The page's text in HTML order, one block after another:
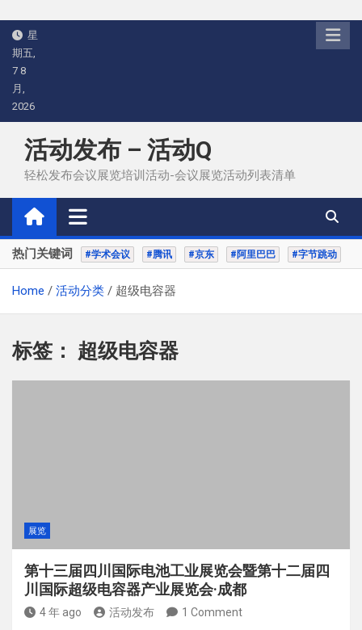
Skip
content
星
期五,
7 8
月,
2026
活动发布 – 活动Q
轻松发布会议展览培训活动-会议展览活动列表清单
热门关键词 #学术会议 #腾讯 #京东 #阿里巴巴 #字节跳动
Home 活动分类 超级电容器
标签： 超级电容器
展览
第十三届四川国际电池工业展览会暨第十二届四
川国际超级电容器产业展览会·成都
4 年 ago 活动发布 1 Comment